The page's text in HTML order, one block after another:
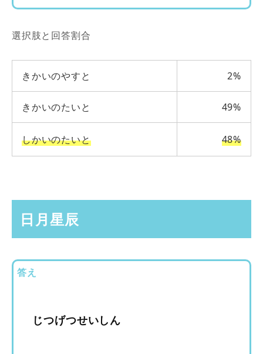
選択肢と回答割合
きかいのやすと 2%
きかいのたいと 49%
しかいのたいと 48%
日月星辰
答え
じつげつせいしん